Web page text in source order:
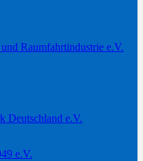
Raumfahrtindustrie e.V.
Deutschland e.V.
e.V.